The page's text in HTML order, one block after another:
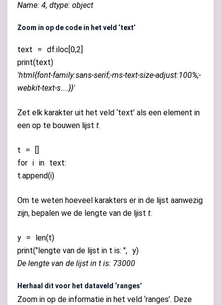
Name: 4, dtype: object
Zoom in op de code in het veld ‘text’
text = df.iloc 0,2
print(text)
'html{font-family:sans-serif;-ms-text-size-adjust:100%;-
webkit-text-s....}}'
Zet elk karakter uit het veld ‘text’ als een element in
een op te bouwen lijst t.
t =
for i in text:
t.append(i)
Om te weten hoeveel karakters er in de lijst aanwezig
zijn, bepalen we de lengte van de ljist t.
y = len(t)
print("lengte van de lijst in t is: ", y)
De lengte van de lijst in t is: 73000
Herhaal dit voor het dataveld ‘ranges’
Zoom in op de informatie in het veld ‘ranges’. Deze